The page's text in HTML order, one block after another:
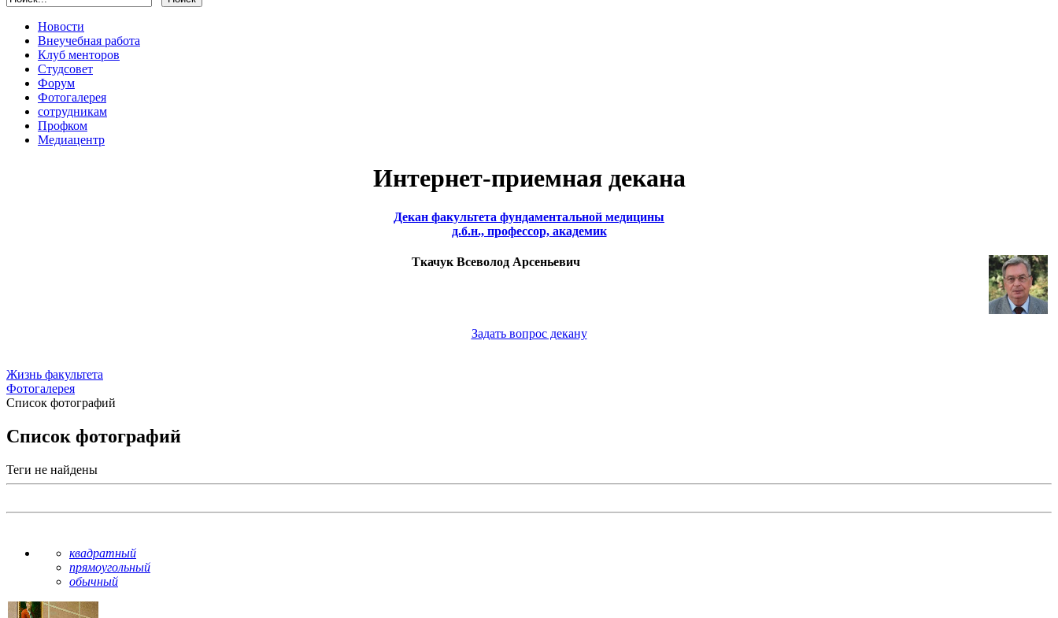
Новости
Внеучебная работа
Клуб менторов
Студсовет
Форум
Фотогалерея
сотрудникам
Профком
Медиацентр
Интернет-приемная декана
Декан факультета фундаментальной медицины
д.б.н., профессор, академик
Ткачук Всеволод Арсеньевич
Задать вопрос декану
Жизнь факультета
Фотогалерея
Список фотографий
Список фотографий
Теги не найдены
квадратный
прямоугольный
обычный